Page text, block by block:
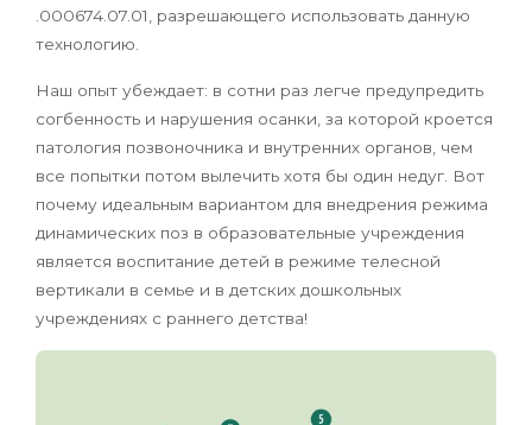
.000674.07.01, разрешающего использовать данную
технологию.
Наш опыт убеждает: в сотни раз легче предупредить
согбенность и нарушения осанки, за которой кроется
патология позвоночника и внутренних органов, чем
все попытки потом вылечить хотя бы один недуг. Вот
почему идеальным вариантом для внедрения режима
динамических поз в образовательные учреждения
является воспитание детей в режиме телесной
вертикали в семье и в детских дошкольных
учреждениях с раннего детства!